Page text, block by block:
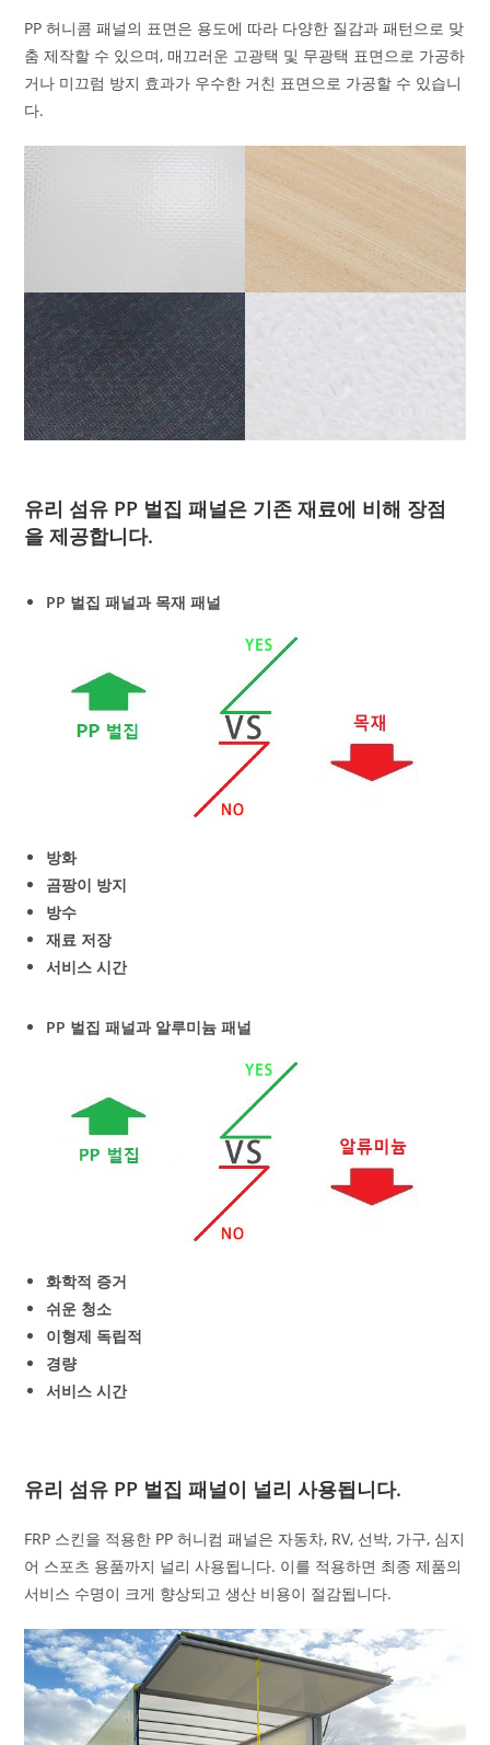
PP 허니콤 패널의 표면은 용도에 따라 다양한 질감과 패턴으로 맞
춤 제작할 수 있으며, 매끄러운 고광택 및 무광택 표면으로 가공하
거나 미끄럼 방지 효과가 우수한 거친 표면으로 가공할 수 있습니
다.
유리 섬유 PP 벌집 패널은 기존 재료에 비해 장점
을 제공합니다.
PP 벌집 패널과 목재 패널
방화
곰팡이 방지
방수
재료 저장
서비스 시간
PP 벌집 패널과 알루미늄 패널
화학적 증거
쉬운 청소
이형제 독립적
경량
서비스 시간
유리 섬유 PP 벌집 패널이 널리 사용됩니다.
FRP 스킨을 적용한 PP 허니컴 패널은 자동차, RV, 선박, 가구, 심지
어 스포츠 용품까지 널리 사용됩니다. 이를 적용하면 최종 제품의
서비스 수명이 크게 향상되고 생산 비용이 절감됩니다.